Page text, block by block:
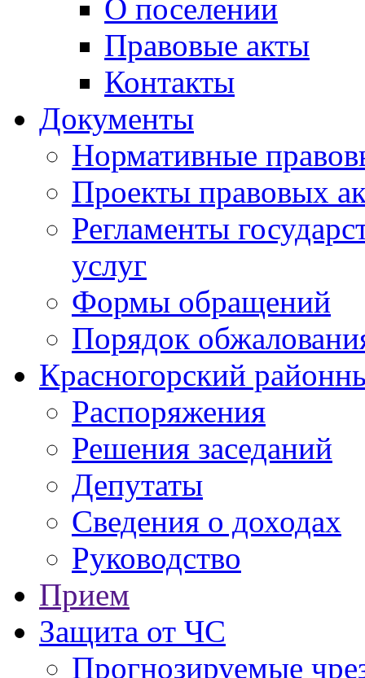
О поселении
Правовые акты
Контакты
Документы
Нормативные
Проекты правовых
Регламенты
услуг
Формы обращений
Порядок
Красногорский
Распоряжения
Решения заседаний
Депутаты
Сведения о доходах
Руководство
Прием
Защита от ЧС
Прогнозируемые